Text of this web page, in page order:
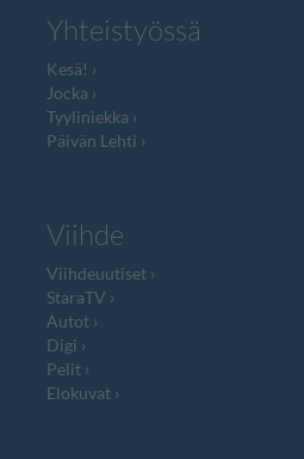
Yhteistyössä
Kesä!
Jocka
Tyyliniekka
Päivän Lehti
Viihde
Viihdeuutiset
StaraTV
Autot
Digi
Pelit
Elokuvat